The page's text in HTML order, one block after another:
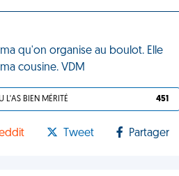
qu'on organise au boulot. Elle
cousine. VDM
L'AS BIEN MÉRITÉ 451
Tweet Partager